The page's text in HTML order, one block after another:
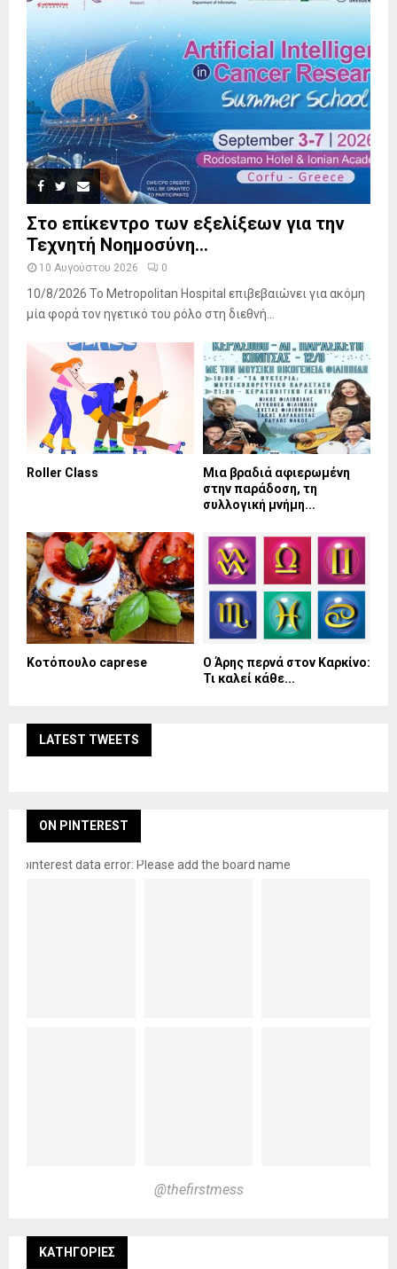
Στο επίκεντρο των εξελίξεων για την
Τεχνητή Νοημοσύνη...
10 Αυγούστου 2026 0
10/8/2026 Το Metropolitan Hospital επιβεβαιώνει για ακόμη
μία φορά τον ηγετικό του ρόλο στη διεθνή...
Roller Class
Μια βραδιά αφιερωμένη
στην παράδοση, τη
συλλογική μνήμη...
Κοτόπουλο caprese
Ο Άρης περνά στον Καρκίνο:
Τι καλεί κάθε...
LATEST TWEETS
ON PINTEREST
pinterest data error: Please add the board name
@thefirstmess
KΑΤΗΓΟΡΊΕΣ